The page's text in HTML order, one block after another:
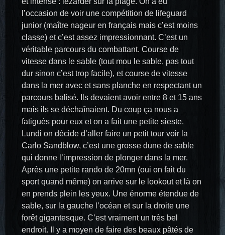
l’occasion de voir une compétition de lifeguard
junior (maître nageur en français mais c’est moins
classe) et c’est assez impressionnant. C’est un
véritable parcours du combattant. Course de
vitesse dans le sable (tout mou le sable, pas tout
dur sinon c’est trop facile), et course de vitesse
dans la mer avec et sans planche en respectant un
parcours balisé. Ils devaient avoir entre 8 et 15 ans
mais ils se déchaînaient. Du coup ça nous a
fatigués pour eux et on a fait une petite sieste.
Lundi on décide d’aller faire un petit tour voir la
Carlo Sandblow, c’est une grosse dune de sable
qui donne l’impression de plonger dans la mer.
Après une petite rando de 20mn (oui on fait du
sport quand même) on arrive sur le lookout et là on
en prends plein les yeux. Une énorme étendue de
sable, sur la gauche l’océan et sur la droite une
forêt gigantesque. C’est vraiment un très bel
endroit. Il y a moyen de faire des beaux pâtés de